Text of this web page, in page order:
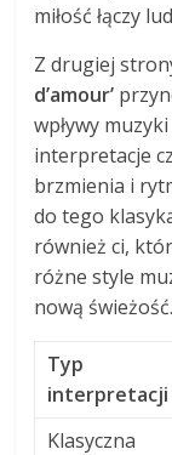
miłość łączy
Z drugiej
d’amour’
wpływy
interpretacje
brzmienia i
do tego
również ci,
różne style
nową świeżość.
Typ
interpretacji
Klasyczna